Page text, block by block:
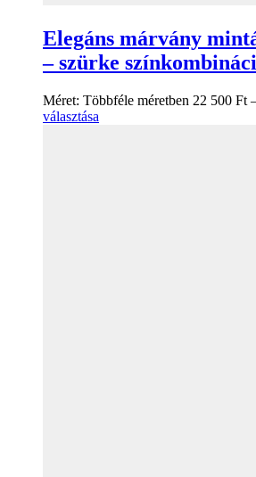
Elegáns márvány
– szürke
Méret: Többféle méretben 22 500 Ft
választása